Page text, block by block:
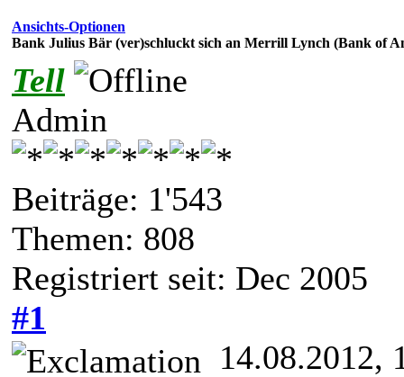
Ansichts-Optionen
Bank Julius Bär (ver)schluckt sich an Merrill Lynch (Bank of
Tell
Admin
Beiträge: 1'543
Themen: 808
Registriert seit: Dec 2005
#1
14.08.2012,